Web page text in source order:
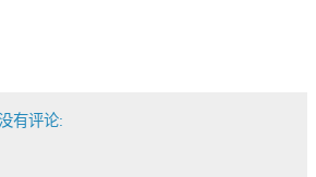
有评论: